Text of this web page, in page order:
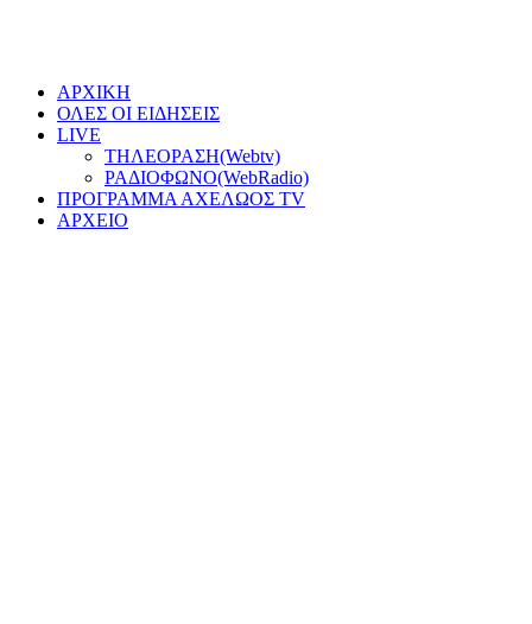
ΑΡΧΙΚΗ
ΟΛΕΣ ΟΙ ΕΙΔΗΣΕΙΣ
LIVE
ΤΗΛΕΟΡΑΣΗ(Webtv)
ΡΑΔΙΟΦΩΝΟ(WebRadio)
ΠΡΟΓΡΑΜΜΑ ΑΧΕΛΩΟΣ TV
ΑΡΧΕΙΟ